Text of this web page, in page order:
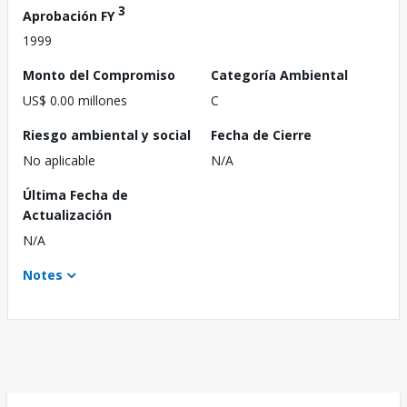
Aprobación FY3
1999
Monto del Compromiso
US$ 0.00 millones
Categoría Ambiental
C
Riesgo ambiental y social
No aplicable
Fecha de Cierre
N/A
Última Fecha de
Actualización
N/A
Notes